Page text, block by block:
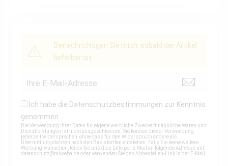
Benachrichtigen Sie mich, sobald der Artikel
lieferbar ist.
Ich habe die Datenschutzbestimmungen zur Kenntnis
genommen.
Die Verwendung Ihrer Daten für eigene werbliche Zwecke für ähnliche Waren und
Dienstleistungen ist nicht ausgeschlossen. Sie können dieser Verwendung
jederzeit widersprechen, ohne dass für den Widerspruch andere als
Übermittlungskosten nach den Basistarifen entstehen. Falls Sie keine weitere
Werbung wünschen, teilen Sie uns dies bitte per E-Mail an folgende Adresse mit:
datenschutz@miweba.deoder verwenden Sie den Abbestellen-Link in der E-Mail.